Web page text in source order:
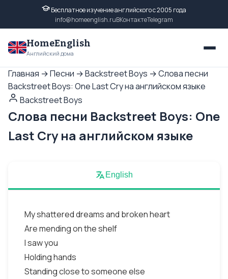
Бесплатное изучение английского с 2005 года
info@homeenglish.ruВКонтактеTelegram
HomeEnglish
Английский дома
Главная →Песни →Backstreet Boys →Слова песни
Backstreet Boys: One Last Cry на английском языке
Backstreet Boys
Слова песни Backstreet Boys: One
Last Cry на английском языке
English
My shattered dreams and broken heart
Are mending on the shelf
I saw you
Holding hands
Standing close to someone else